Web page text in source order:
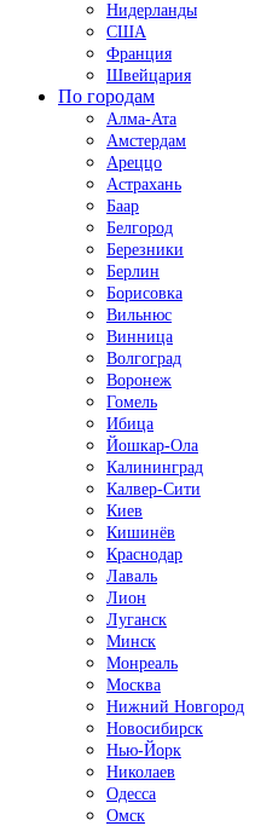
Нидерланды
США
Франция
Швейцария
По городам
Алма-Ата
Амстердам
Ареццо
Астрахань
Баар
Белгород
Березники
Берлин
Борисовка
Вильнюс
Винница
Волгоград
Воронеж
Гомель
Ибица
Йошкар-Ола
Калининград
Калвер-Сити
Киев
Кишинёв
Краснодар
Лаваль
Лион
Луганск
Минск
Монреаль
Москва
Нижний Новгород
Новосибирск
Нью-Йорк
Николаев
Одесса
Омск